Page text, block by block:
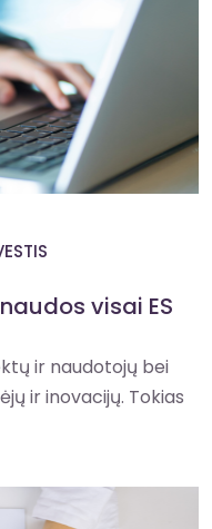
visai ES
ir naudotojų bei
ir inovacijų. Tokias